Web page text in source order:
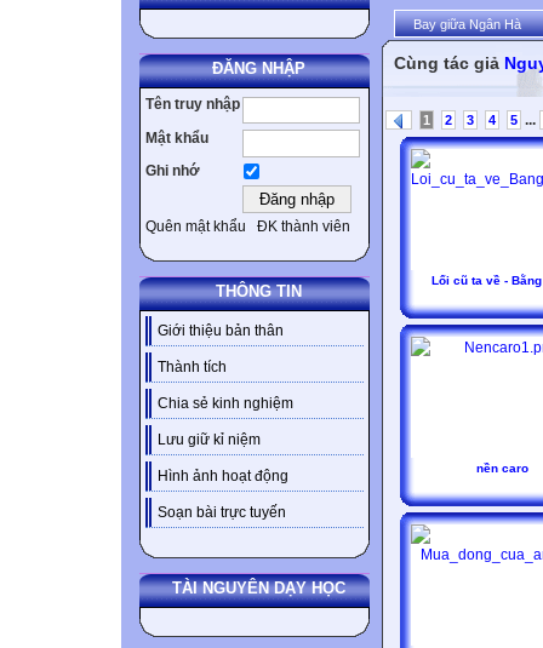
ĐĂNG NHẬP
Tên truy nhập
Mật khẩu
Ghi nhớ
Quên mật khẩu ĐK thành viên
THÔNG TIN
Giới thiệu bản thân
Thành tích
Chia sẻ kinh nghiệm
Lưu giữ kỉ niệm
Hình ảnh hoạt động
Soạn bài trực tuyến
TÀI NGUYÊN DẠY HỌC
Bay giữa Ngân Hà
Cùng tác giả
1 2 3 4 5 ...
Lối cũ ta về -
nền caro